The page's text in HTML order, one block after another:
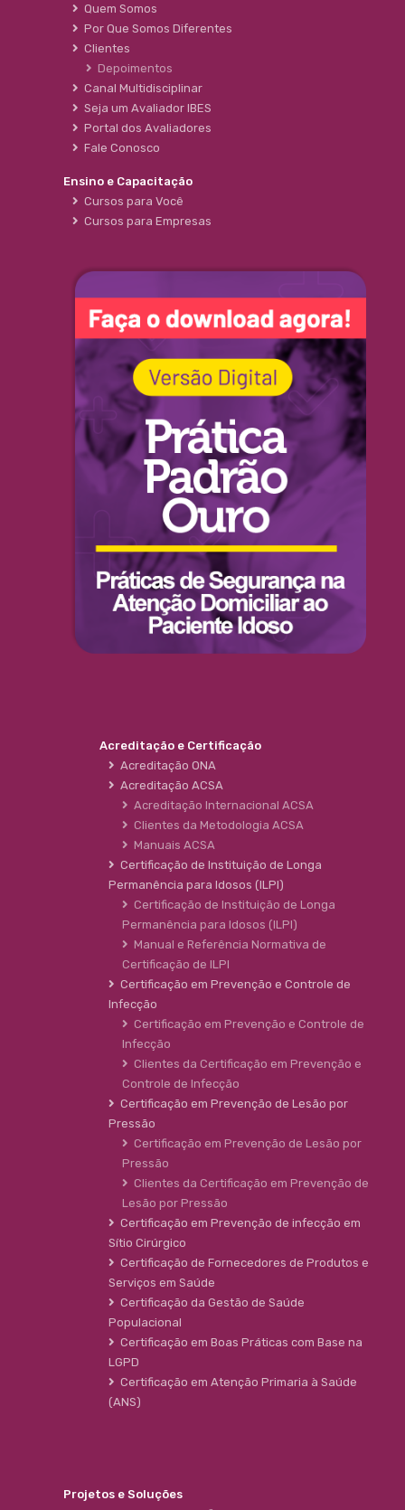
Quem Somos
Por Que Somos Diferentes
Clientes
Depoimentos
Canal Multidisciplinar
Seja um Avaliador IBES
Portal dos Avaliadores
Fale Conosco
Ensino e Capacitação
Cursos para Você
Cursos para Empresas
Acreditação e Certificação
Acreditação ONA
Acreditação ACSA
Acreditação Internacional ACSA
Clientes da Metodologia ACSA
Manuais ACSA
Certificação de Instituição de Longa
Permanência para Idosos (ILPI)
Certificação de Instituição de Longa
Permanência para Idosos (ILPI)
Manual e Referência Normativa de
Certificação de ILPI
Certificação em Prevenção e Controle de
Infecção
Certificação em Prevenção e Controle de
Infecção
Clientes da Certificação em Prevenção e
Controle de Infecção
Certificação em Prevenção de Lesão por
Pressão
Certificação em Prevenção de Lesão por
Pressão
Clientes da Certificação em Prevenção de
Lesão por Pressão
Certificação em Prevenção de infecção em
Sítio Cirúrgico
Certificação de Fornecedores de Produtos e
Serviços em Saúde
Certificação da Gestão de Saúde
Populacional
Certificação em Boas Práticas com Base na
LGPD
Certificação em Atenção Primaria à Saúde
(ANS)
Projetos e Soluções